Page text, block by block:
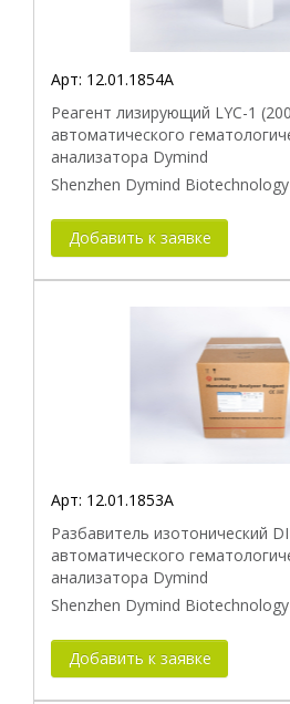
Арт: 12.01.1854A
Реагент лизирующий LYC-1
автоматического
анализатора Dymind
Shenzhen Dymind
Добавить к заявке
Арт: 12.01.1853A
Разбавитель изотонический
автоматического
анализатора Dymind
Shenzhen Dymind
Добавить к заявке